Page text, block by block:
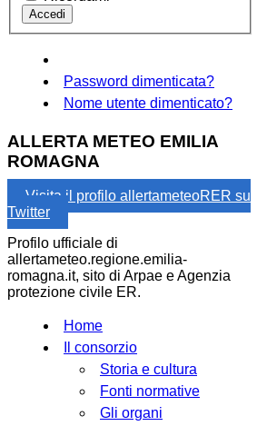
Password dimenticata?
Nome utente dimenticato?
ALLERTA METEO EMILIA
ROMAGNA
Visita il profilo allertameteoRER su
Twitter
Profilo ufficiale di
allertameteo.regione.emilia-
romagna.it, sito di Arpae e Agenzia
protezione civile ER.
Home
Il consorzio
Storia e cultura
Fonti normative
Gli organi